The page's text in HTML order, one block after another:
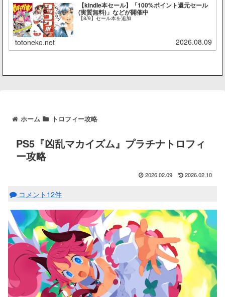
【kindle本セール】「100%ポイント還元セール
(実質無料)」などが開催中
【8/9】セール本を追加
totoneko.net 2026.08.09
ホーム トロフィー攻略
PS5『凶乱マカイズム』プラチナトロフィ
ー攻略
2026.02.09 2026.02.10
コメント12件